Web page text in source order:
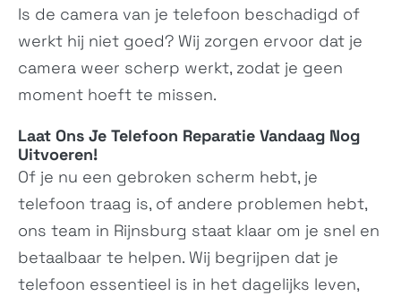
C31 (2022)
Is de camera van je telefoon beschadigd of
werkt hij niet goed? Wij zorgen ervoor dat je
camera weer scherp werkt, zodat je geen
moment hoeft te missen.
Laat Ons Je Telefoon ReparatieVandaag Nog
Uitvoeren!
Of je nu een gebroken scherm hebt, je
telefoon traag is, of andere problemen hebt,
ons team in Rijnsburg staat klaar om je snel en
betaalbaar te helpen. Wij begrijpen dat je
telefoon essentieel is in het dagelijks leven,